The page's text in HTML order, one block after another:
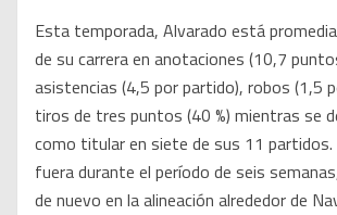
Esta temporada, Alvarado está
de su carrera en anotaciones (10,7
asistencias (4,5 por partido), robos (1,5
tiros de tres puntos (40 %) mientras se
como titular en siete de sus 11 partidos.
fuera durante el período de seis
de nuevo en la alineación alrededor de